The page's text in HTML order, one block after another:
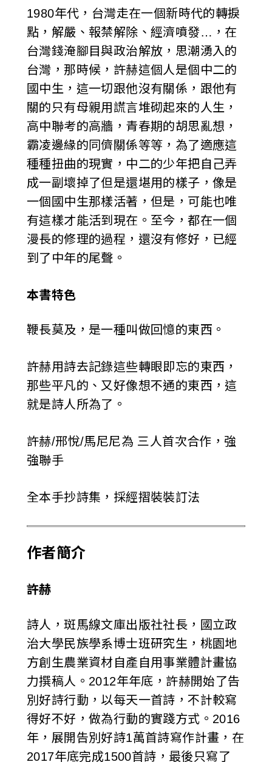
1980年代，台灣走在一個新時代的轉捩
點，解嚴、報禁解除、經濟噴發…，在
台灣錢淹腳目與政治解放，思潮湧入的
台灣，那時候，許赫這個人是個中二的
國中生，這一切跟他沒有關係，跟他有
關的只有母親用謊言堆砌起來的人生，
高中聯考的高牆，青春期的胡思亂想，
霸凌邊緣的同儕關係等等，為了適應這
種種扭曲的現實，中二的少年把自己弄
成一副壞掉了但是還堪用的樣子，像是
一個國中生那樣活著，但是，可能也唯
有這樣才能活到現在。至今，都在一個
漫長的修理的過程，還沒有修好，已經
到了中年的尾聲。
本書特色
鞭長莫及，是一種叫做回憶的東西。
許赫用詩去記錄這些轉眼即忘的東西，
那些平凡的、又好像想不通的東西，這
就是詩人所為了。
許赫/邢悅/馬尼尼為 三人首次合作，強
強聯手
全本手抄詩集，採經摺裝裝訂法
作者簡介
許赫
詩人，斑馬線文庫出版社社長，國立政
治大學民族學系博士班研究生，桃園地
方創生農業資材自產自用事業體計畫協
力撰稿人。2012年年底，許赫開始了告
別好詩行動，以每天一首詩，不計較寫
得好不好，做為行動的實踐方式。2016
年，展開告別好詩1萬首詩寫作計畫，在
2017年底完成1500首詩，最後只寫了